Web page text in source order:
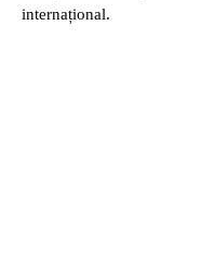
internațional.